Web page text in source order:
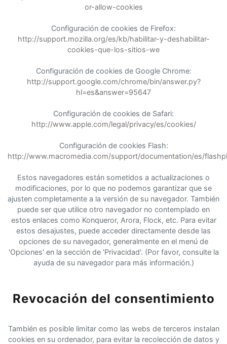
or-allow-cookies
Configuración de cookies de Firefox:
http://support.mozilla.org/es/kb/habilitar-y-deshabilitar-
cookies-que-los-sitios-we
Configuración de cookies de Google Chrome:
http://support.google.com/chrome/bin/answer.py?
hl=es&answer=95647
Configuración de cookies de Safari:
http://www.apple.com/legal/privacy/es/cookies/
Configuración de cookies Flash:
http://www.macromedia.com/support/documentation/es/
Estos navegadores están sometidos a actualizaciones o
modificaciones, por lo que no podemos garantizar que se
ajusten completamente a la versión de su navegador. También
puede ser que utilice otro navegador no contemplado en
estos enlaces como Konqueror, Arora, Flock, etc. Para evitar
estos desajustes, puede acceder directamente desde las
opciones de su navegador, generalmente en el menú de
'Opciones' en la sección de 'Privacidad'. (Por favor, consulte la
ayuda de su navegador para más información.)
Revocación del consentimiento
También es posible limitar como las webs de terceros instalan
cookies en su ordenador, para evitar la recolección de datos y